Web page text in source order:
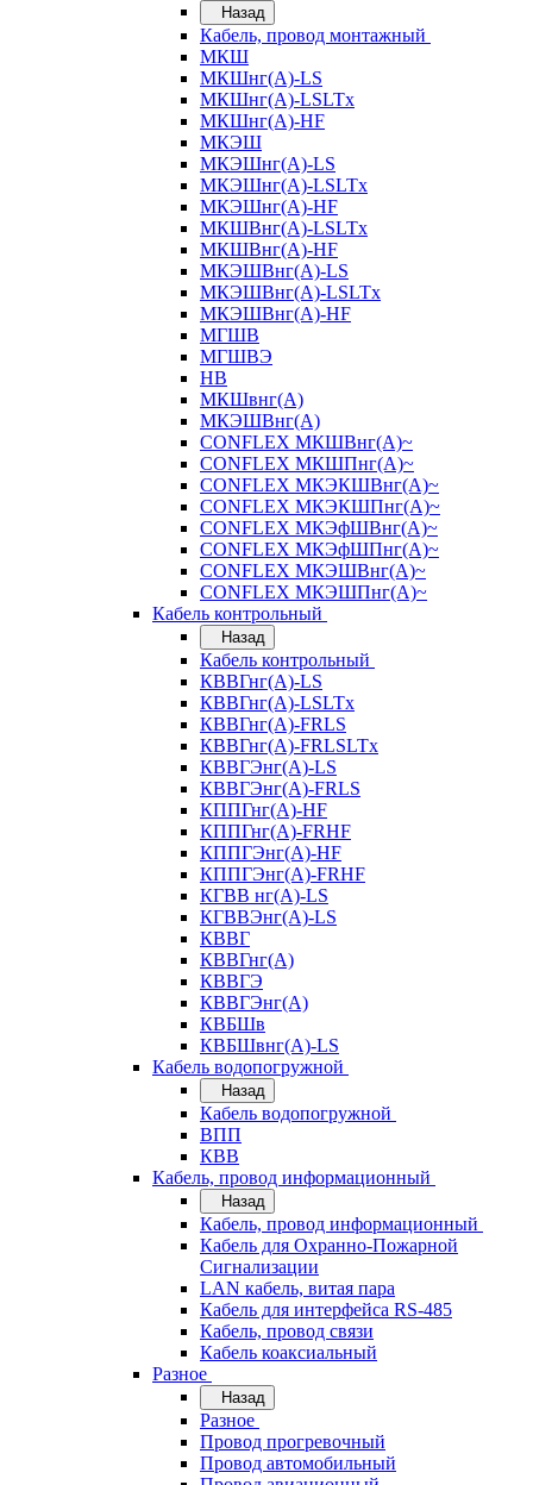
Назад
Кабель, провод монтажный
МКШ
МКШнг(А)-LS
МКШнг(А)-LSLTx
МКШнг(А)-HF
МКЭШ
МКЭШнг(А)-LS
МКЭШнг(А)-LSLTx
МКЭШнг(А)-HF
МКШВнг(A)-LSLTx
МКШВнг(А)-HF
МКЭШВнг(А)-LS
МКЭШВнг(A)-LSLTx
МКЭШВнг(А)-HF
МГШВ
МГШВЭ
НВ
МКШвнг(А)
МКЭШВнг(А)
CONFLEX МКШВнг(А)~
CONFLEX МКШПнг(А)~
CONFLEX МКЭКШВнг(А)~
CONFLEX МКЭКШПнг(А)~
CONFLEX МКЭфШВнг(А)~
CONFLEX МКЭфШПнг(А)~
CONFLEX МКЭШВнг(А)~
CONFLEX МКЭШПнг(А)~
Кабель контрольный
Назад
Кабель контрольный
КВВГнг(А)-LS
КВВГнг(А)-LSLTx
КВВГнг(А)-FRLS
КВВГнг(А)-FRLSLTx
КВВГЭнг(А)-LS
КВВГЭнг(А)-FRLS
КППГнг(А)-HF
КППГнг(А)-FRHF
КППГЭнг(А)-HF
КППГЭнг(А)-FRHF
КГВВ нг(А)-LS
КГВВЭнг(А)-LS
КВВГ
КВВГнг(А)
КВВГЭ
КВВГЭнг(А)
КВБШв
КВБШвнг(А)-LS
Кабель водопогружной
Назад
Кабель водопогружной
ВПП
КВВ
Кабель, провод информационный
Назад
Кабель, провод информационный
Кабель для Охранно-Пожарной
Сигнализации
LAN кабель, витая пара
Кабель для интерфейса RS-485
Кабель, провод связи
Кабель коаксиальный
Разное
Назад
Разное
Провод прогревочный
Провод автомобильный